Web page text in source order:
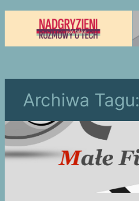
Archiwa Tagu: